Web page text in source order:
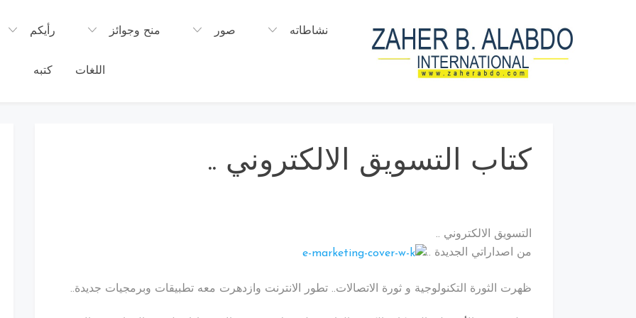
رأيكم منح وجوائز صور نشاطاته
كتبه اللغات
كتاب التسويق الالكتروني ..
التسويق الالكتروني ..
من اصداراتي الجديدة ..
ظهرت الثورة التكنولوجية و ثورة الاتصالات.. تطور الانترنت وازدهرت معه تطبيقات وبرمجيات جديدة..